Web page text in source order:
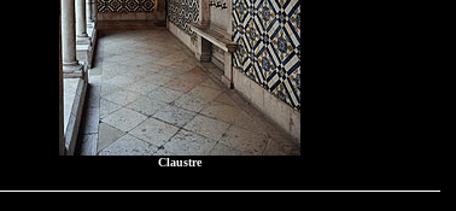
Claustre